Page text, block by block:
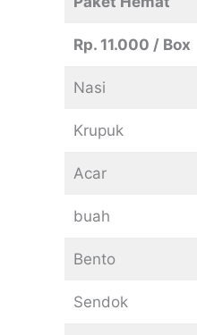
Rp. 11.000 / Box
Nasi
Krupuk
Acar
buah
Bento
Sendok